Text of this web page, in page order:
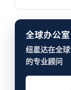
全球办公室
纽星达在全
的专业顾问